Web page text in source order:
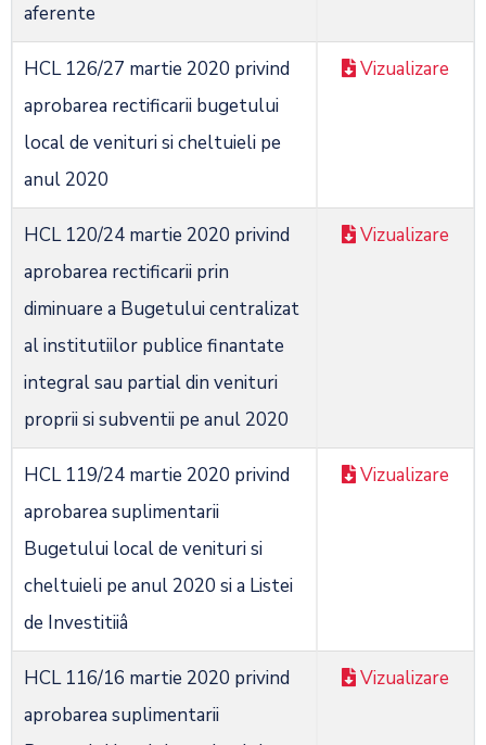
aferente
HCL 126/27 martie 2020 privind
aprobarea rectificarii bugetului
local de venituri si cheltuieli pe
anul 2020
Vizualizare
HCL 120/24 martie 2020 privind
aprobarea rectificarii prin
diminuare a Bugetului centralizat
al institutiilor publice finantate
integral sau partial din venituri
proprii si subventii pe anul 2020
Vizualizare
HCL 119/24 martie 2020 privind
aprobarea suplimentarii
Bugetului local de venituri si
cheltuieli pe anul 2020 si a Listei
de Investitiiâ
Vizualizare
HCL 116/16 martie 2020 privind
aprobarea suplimentarii
Vizualizare